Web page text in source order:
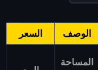
الوصف
السعر
المساحة